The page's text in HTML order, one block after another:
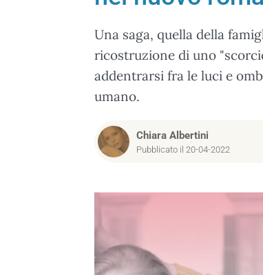
Una saga, quella della
ricostruzione di uno
addentrarsi fra le luci e
umano.
Chiara Albertini
Pubblicato il 20-04-2022